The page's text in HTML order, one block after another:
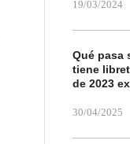
19/03/2024
Qué pasa
tiene
de 2023
30/04/2025